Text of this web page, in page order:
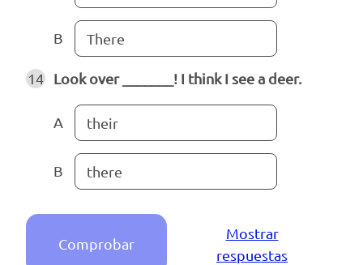
B There
14 Look over _______! I think I see a deer.
A their
B there
Comprobar
Mostrar
respuestas